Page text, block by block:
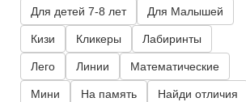
Для детей 7-8 лет Для Малышей
Кизи Кликеры Лабиринты
Лего Линии Математические
Мини На память Найди отличия